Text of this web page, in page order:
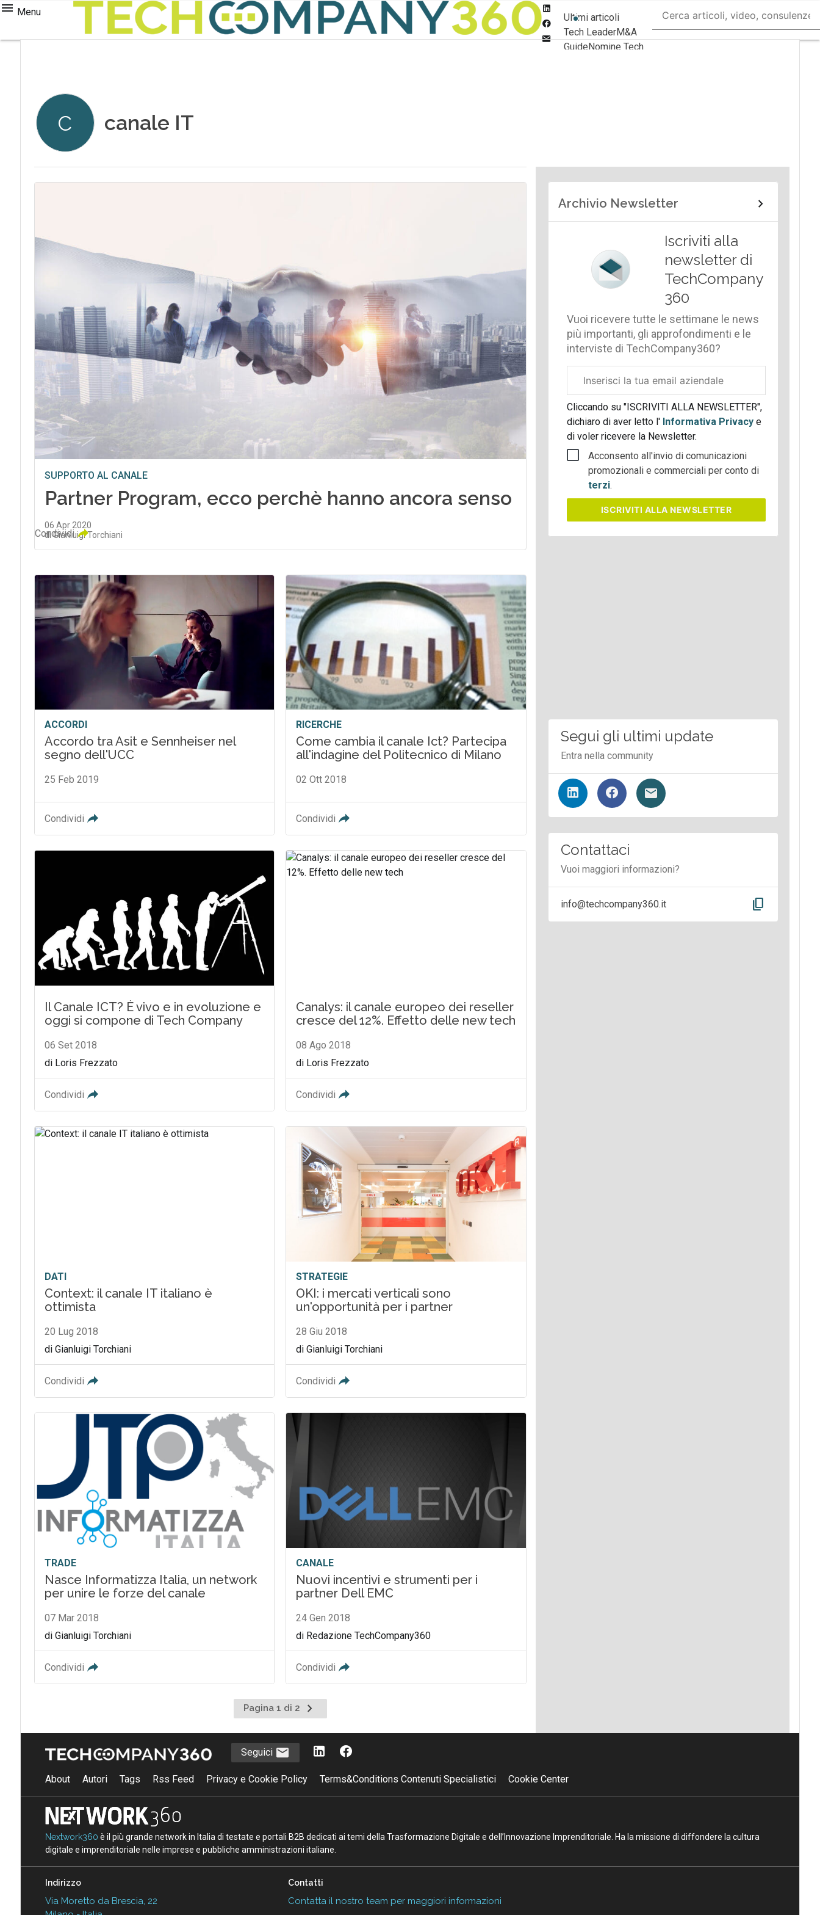
Menu
Facebook
Email
Ultimi articoli
Tech LeaderM&A
GuideNomine Tech
C canale IT
SUPPORTO AL CANALE
Partner Program, ecco perchè hanno ancora senso
06 Apr 2020
di Gianluigi Torchiani
Condividi
ACCORDI
Accordo tra Asit e Sennheiser nel
segno dell'UCC
25 Feb 2019
Condividi
RICERCHE
Come cambia il canale Ict? Partecipa
all'indagine del Politecnico di Milano
02 Ott 2018
Condividi
Il Canale ICT? È vivo e in evoluzione e
oggi si compone di Tech Company
06 Set 2018
di Loris Frezzato
Condividi
Canalys: il canale europeo dei reseller
cresce del 12%. Effetto delle new tech
08 Ago 2018
di Loris Frezzato
Condividi
DATI
Context: il canale IT italiano è
ottimista
20 Lug 2018
di Gianluigi Torchiani
Condividi
STRATEGIE
OKI: i mercati verticali sono
un'opportunità per i partner
28 Giu 2018
di Gianluigi Torchiani
Condividi
TRADE
Nasce Informatizza Italia, un network
per unire le forze del canale
07 Mar 2018
di Gianluigi Torchiani
Condividi
CANALE
Nuovi incentivi e strumenti per i
partner Dell EMC
24 Gen 2018
di Redazione TechCompany360
Condividi
Pagina 1 di 2
Pagina
successiva
Archivio Newsletter
Iscriviti alla
newsletter di
TechCompany
360
Vuoi ricevere tutte le settimane le news
più importanti, gli approfondimenti e le
interviste di TechCompany360?
aziendale
Cliccando su "ISCRIVITI ALLA NEWSLETTER",
dichiaro di aver letto l'Informativa Privacy e
di voler ricevere la Newsletter.
Acconsento all'invio di comunicazioni
promozionali e commerciali per conto di
terzi.
ISCRIVITI ALLA NEWSLETTER
Segui gli ultimi update
Entra nella community
Contattaci
Vuoi maggiori informazioni?
info@techcompany360.it content_copy
Seguici
About Autori Tags Rss Feed Privacy e Cookie Policy Terms&Conditions Contenuti Specialistici Cookie Center
Nextwork360 è il più grande network in Italia di testate e portali B2B dedicati ai temi della Trasformazione Digitale e dell’Innovazione Imprenditoriale. Ha la missione di diffondere la cultura
digitale e imprenditoriale nelle imprese e pubbliche amministrazioni italiane.
Indirizzo
Via Moretto da Brescia, 22
Contatti
Contatta il nostro team per maggiori informazioni